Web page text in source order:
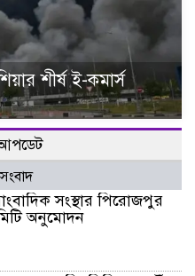
শীর্ষ ই-কমার্স
সংস্থার পিরোজপুর
অনুমোদন